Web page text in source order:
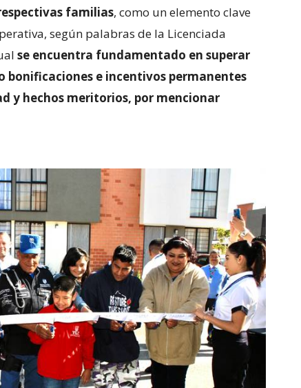
familias, como un elemento clave
según palabras de la Licenciada
se encuentra fundamentado en superar
e incentivos permanentes
y hechos meritorios, por mencionar